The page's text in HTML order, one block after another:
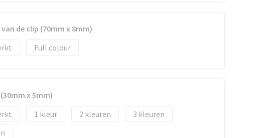
de clip (70mm x 8mm)
Full colour
x 5mm)
1 2
3